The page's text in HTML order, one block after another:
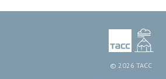
© 2026 ТАСС